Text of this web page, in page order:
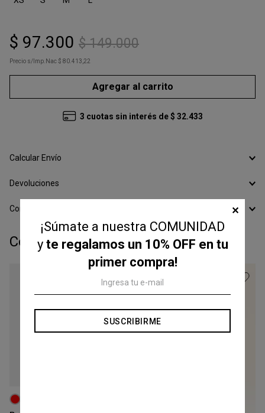
$ 97.300 $ 149.000
Precio s/Imp.Nac $ 80.413,22
Agregar al carrito
3 cuotas sin interés de$ 32.433
Calcular Envío
Devoluciones
Conocer todos los Medios de Pago
Completá tu look:
XS
¡Súmate a nuestra COMUNIDAD
y te regalamos un 10% OFF en tu
primer compra!
SUSCRIBIRME
✕